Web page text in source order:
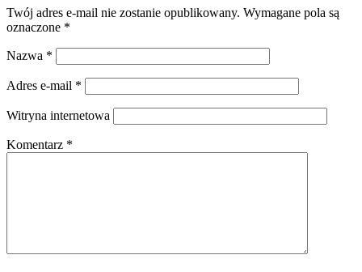
Twój adres e-mail nie zostanie opublikowany. Wymagane pola są
oznaczone *
Nazwa *
Adres e-mail *
Witryna internetowa
Komentarz *